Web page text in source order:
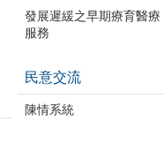
發展遲緩之早期療育醫療
服務
民意交流
陳情系統